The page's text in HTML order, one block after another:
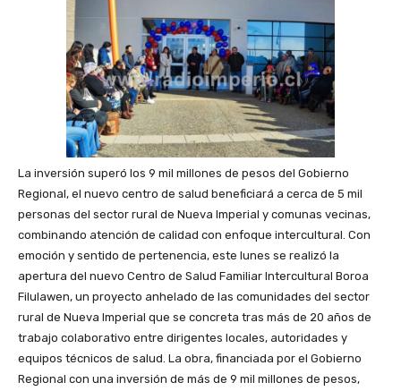
La inversión superó los 9 mil millones de pesos del Gobierno
Regional, el nuevo centro de salud beneficiará a cerca de 5 mil
personas del sector rural de Nueva Imperial y comunas vecinas,
combinando atención de calidad con enfoque intercultural. Con
emoción y sentido de pertenencia, este lunes se realizó la
apertura del nuevo Centro de Salud Familiar Intercultural Boroa
Filulawen, un proyecto anhelado de las comunidades del sector
rural de Nueva Imperial que se concreta tras más de 20 años de
trabajo colaborativo entre dirigentes locales, autoridades y
equipos técnicos de salud. La obra, financiada por el Gobierno
Regional con una inversión de más de 9 mil millones de pesos,